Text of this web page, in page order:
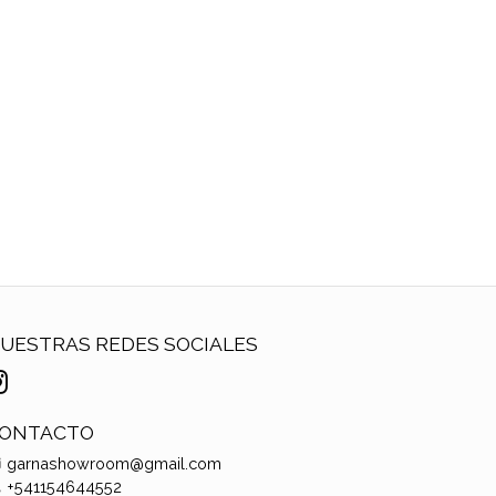
REDES SOCIALES
garnashowroom@gmail.com
+541154644552